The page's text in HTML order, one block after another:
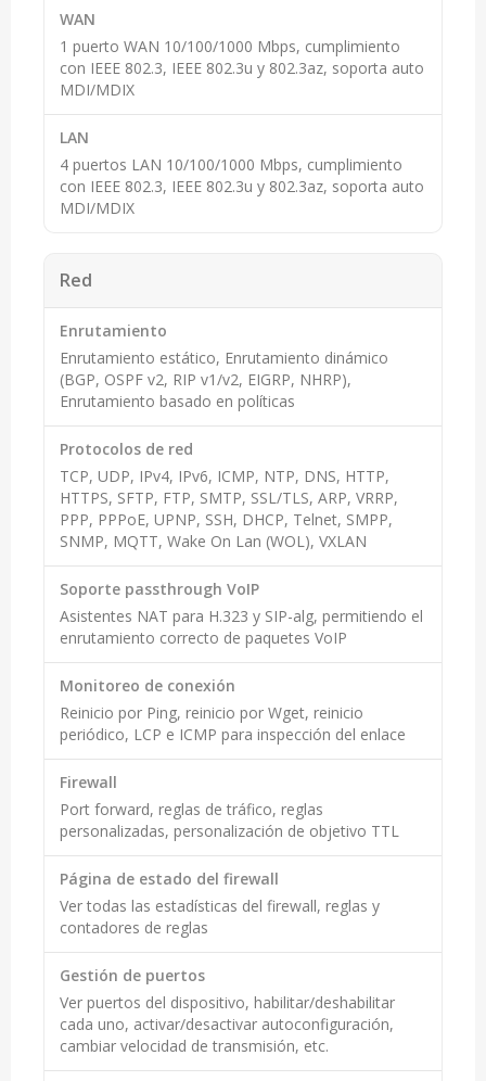
WAN
1 puerto WAN 10/100/1000 Mbps, cumplimiento
con IEEE 802.3, IEEE 802.3u y 802.3az, soporta auto
MDI/MDIX
LAN
4 puertos LAN 10/100/1000 Mbps, cumplimiento
con IEEE 802.3, IEEE 802.3u y 802.3az, soporta auto
MDI/MDIX
Red
Enrutamiento
Enrutamiento estático, Enrutamiento dinámico
(BGP, OSPF v2, RIP v1/v2, EIGRP, NHRP),
Enrutamiento basado en políticas
Protocolos de red
TCP, UDP, IPv4, IPv6, ICMP, NTP, DNS, HTTP,
HTTPS, SFTP, FTP, SMTP, SSL/TLS, ARP, VRRP,
PPP, PPPoE, UPNP, SSH, DHCP, Telnet, SMPP,
SNMP, MQTT, Wake On Lan (WOL), VXLAN
Soporte passthrough VoIP
Asistentes NAT para H.323 y SIP-alg, permitiendo el
enrutamiento correcto de paquetes VoIP
Monitoreo de conexión
Reinicio por Ping, reinicio por Wget, reinicio
periódico, LCP e ICMP para inspección del enlace
Firewall
Port forward, reglas de tráfico, reglas
personalizadas, personalización de objetivo TTL
Página de estado del firewall
Ver todas las estadísticas del firewall, reglas y
contadores de reglas
Gestión de puertos
Ver puertos del dispositivo, habilitar/deshabilitar
cada uno, activar/desactivar autoconfiguración,
cambiar velocidad de transmisión, etc.